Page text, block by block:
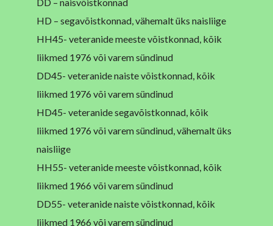
DD – naisvõistkonnad
HD – segavõistkonnad, vähemalt üks naisliige
HH45- veteranide meeste võistkonnad, kõik
liikmed 1976 või varem sündinud
DD45- veteranide naiste võistkonnad, kõik
liikmed 1976 või varem sündinud
HD45- veteranide segavõistkonnad, kõik
liikmed 1976 või varem sündinud, vähemalt üks
naisliige
HH55- veteranide meeste võistkonnad, kõik
liikmed 1966 või varem sündinud
DD55- veteranide naiste võistkonnad, kõik
liikmed 1966 või varem sündinud